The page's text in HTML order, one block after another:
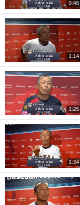
0:48
1:14
1:25
1:34